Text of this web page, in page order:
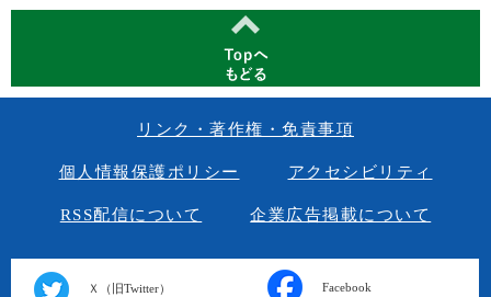
リンク・著作権・免責事項
個人情報保護ポリシー アクセシビリティ
RSS配信について 企業広告掲載について
Ｘ（旧Twitter） Facebook